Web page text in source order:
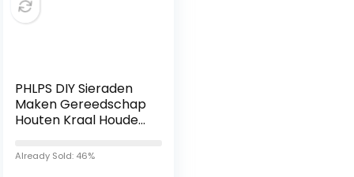
PHLPS DIY Sieraden
Maken Gereedschap
Houten Kraal Houder
Tool Spin-N-Bead
Bead Loader
Already Sold: 46%